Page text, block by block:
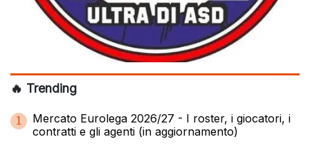
🔥 Trending
1
Mercato Eurolega 2026/27 - I roster, i giocatori, i
contratti e gli agenti (in aggiornamento)